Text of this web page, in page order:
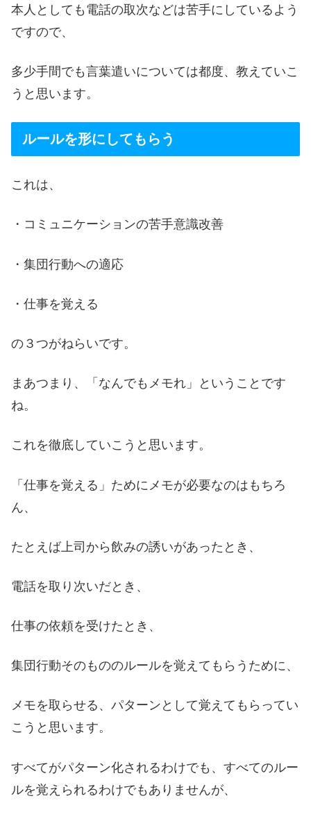
本人としても電話の取次などは苦手にしているよう
ですので、
多少手間でも言葉遣いについては都度、教えていこ
うと思います。
ルールを形にしてもらう
これは、
・コミュニケーションの苦手意識改善
・集団行動への適応
・仕事を覚える
の３つがねらいです。
まあつまり、「なんでもメモれ」ということです
ね。
これを徹底していこうと思います。
「仕事を覚える」ためにメモが必要なのはもちろ
ん、
たとえば上司から飲みの誘いがあったとき、
電話を取り次いだとき、
仕事の依頼を受けたとき、
集団行動そのもののルールを覚えてもらうために、
メモを取らせる、パターンとして覚えてもらってい
こうと思います。
すべてがパターン化されるわけでも、すべてのルー
ルを覚えられるわけでもありませんが、